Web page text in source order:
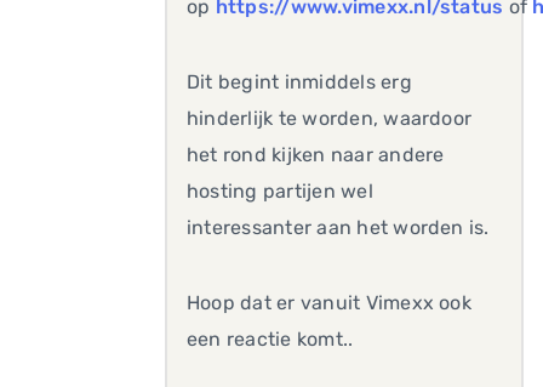
op https://www.vimexx.nl/status of
Dit begint inmiddels erg
hinderlijk te worden, waardoor
het rond kijken naar andere
hosting partijen wel
interessanter aan het worden is.
Hoop dat er vanuit Vimexx ook
een reactie komt..